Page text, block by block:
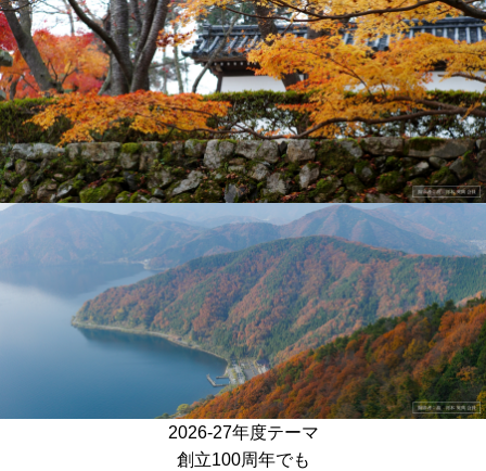
2026-27年度テーマ
創立100周年でも